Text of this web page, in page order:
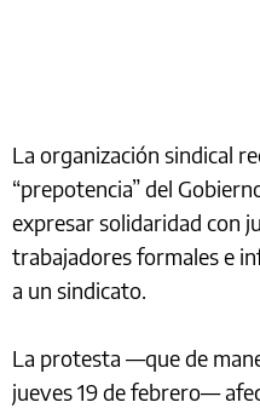
La organización sindical
“prepotencia” del
expresar solidaridad con
trabajadores formales e
a un sindicato.
La protesta —que de
jueves 19 de febrero—